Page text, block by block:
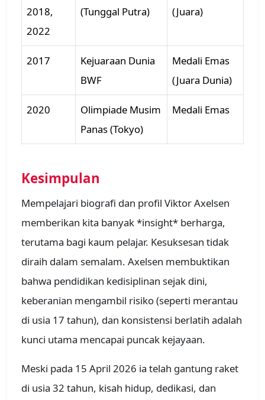
2018,
2022
(Tunggal Putra) (Juara)
2017
Kejuaraan Dunia
BWF
Medali Emas
(Juara Dunia)
2020
Olimpiade Musim
Panas (Tokyo)
Medali Emas
Kesimpulan
Mempelajari biografi dan profil Viktor Axelsen
memberikan kita banyak *insight* berharga,
terutama bagi kaum pelajar. Kesuksesan tidak
diraih dalam semalam. Axelsen membuktikan
bahwa pendidikan kedisiplinan sejak dini,
keberanian mengambil risiko (seperti merantau
di usia 17 tahun), dan konsistensi berlatih adalah
kunci utama mencapai puncak kejayaan.
Meski pada 15 April 2026 ia telah gantung raket
di usia 32 tahun, kisah hidup, dedikasi, dan